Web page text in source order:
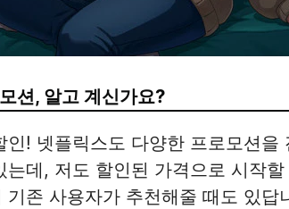
션, 알고 계신가요?
! 넷플릭스도 다양한 프로모션을
데, 저도 할인된 가격으로 시작
존 사용자가 추천해줄 때도 있답